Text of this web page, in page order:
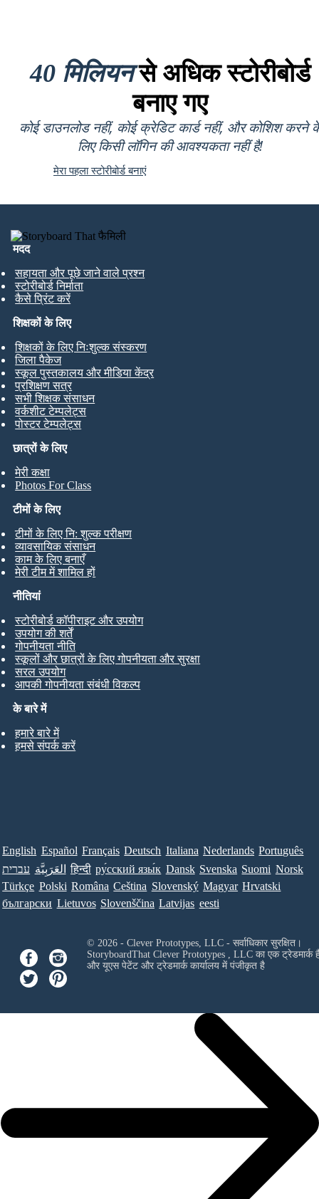
40 मिलियनसे अधिक स्टोरीबोर्ड
बनाए गए
कोई डाउनलोड नहीं, कोई क्रेडिट कार्ड नहीं, और कोशिश करने
लिए किसी लॉगिन की आवश्यकता नहीं है!
मेरा पहला स्टोरीबोर्ड बनाएं
मदद
सहायता और पूछे जाने वाले प्रश्न
स्टोरीबोर्ड निर्माता
कैसे प्रिंट करें
छात्रों के लिए
मेरी कक्षा
Photos For Class
शिक्षकों के लिए
शिक्षकों के लिए निःशुल्क संस्करण
जिला पैकेज
स्कूल पुस्तकालय और मीडिया केंद्र
प्रशिक्षण सत्र
सभी शिक्षक संसाधन
वर्कशीट टेम्पलेट्स
पोस्टर टेम्पलेट्स
टीमों के लिए
टीमों के लिए नि: शुल्क परीक्षण
व्यावसायिक संसाधन
काम के लिए बनाएँ
मेरी टीम में शामिल हों
के बारे में
हमारे बारे में
हमसे संपर्क करें
नीतियां
स्टोरीबोर्ड कॉपीराइट और उपयोग
उपयोग की शर्तें
गोपनीयता नीति
स्कूलों और छात्रों के लिए गोपनीयता और सुरक्षा
सरल उपयोग
आपकी गोपनीयता संबंधी विकल्प
English Español Français Deutsch Italiana Nederlands Português
עברית العَرَبِيَّة हिन्दी ру́сский язы́к Dansk Svenska Suomi Norsk
Türkçe Polski Româna Ceština Slovenský Magyar Hrvatski
български Lietuvos Slovenščina Latvijas eesti
© 2026 - Clever Prototypes, LLC - सर्वाधिकार सुरक्षित।
StoryboardThat Clever Prototypes , LLCका एक ट्रेडमार्क
और यूएस पेटेंट और ट्रेडमार्क कार्यालय में पंजीकृत है